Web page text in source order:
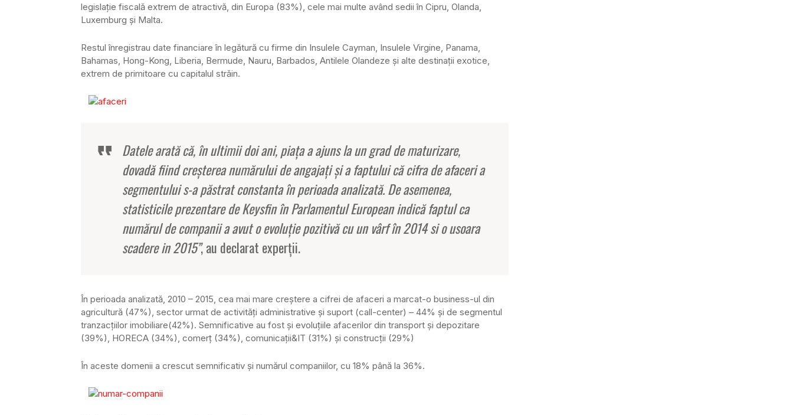
legislaţie fiscală extrem de atractivă, din Europa (83%), cele mai multe având sedii în Cipru, Olanda,
Luxemburg şi Malta.
Restul înregistrau date financiare în legătură cu firme din Insulele Cayman, Insulele Virgine, Panama,
Bahamas, Hong-Kong, Liberia, Bermude, Nauru, Barbados, Antilele Olandeze şi alte destinaţii exotice,
extrem de primitoare cu capitalul străin.
Datele arată că, în ultimii doi ani, piaţa a ajuns la un grad de maturizare,
dovadă fiind creşterea numărului de angajaţi şi a faptului că cifra de afaceri a
segmentului s-a păstrat constanta în perioada analizată. De asemenea,
statisticile prezentare de Keysfin în Parlamentul European indică faptul ca
numărul de companii a avut o evoluţie pozitivă cu un vârf în 2014 si o usoara
scadere in 2015”, au declarat experţii.
În perioada analizată, 2010 – 2015, cea mai mare creştere a cifrei de afaceri a marcat-o business-ul din
agricultură (47%), sector urmat de activităţi administrative şi suport (call-center) – 44% şi de segmentul
tranzacţiilor imobiliare(42%). Semnificative au fost şi evoluţiile afacerilor din transport şi depozitare
(39%), HORECA (34%), comerţ (34%), comunicaţii&IT (31%) şi construcţii (29%)
În aceste domenii a crescut semnificativ şi numărul companiilor, cu 18% până la 36%.